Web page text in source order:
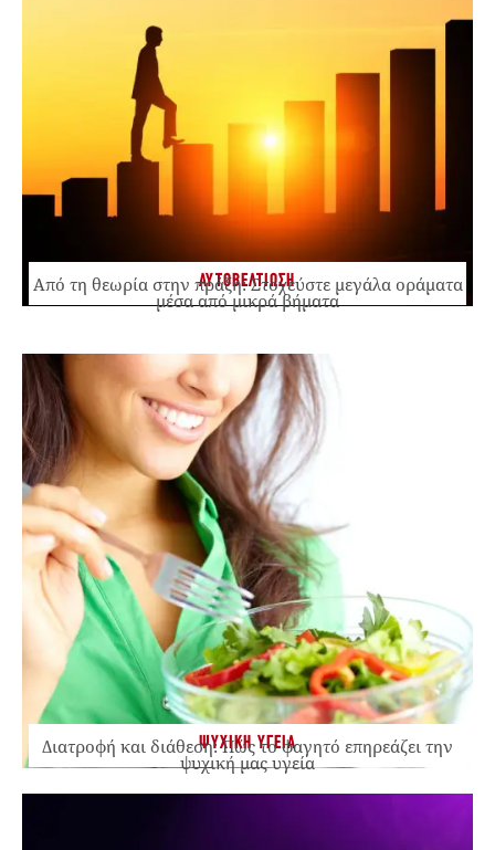
ΑΥΤΟΒΕΛΤΙΩΣΗ
Από τη θεωρία στην πράξη: Στοχεύστε μεγάλα οράματα
μέσα από μικρά βήματα
ΨΥΧΙΚΗ ΥΓΕΙΑ
Διατροφή και διάθεση: Πώς το φαγητό επηρεάζει την
ψυχική μας υγεία